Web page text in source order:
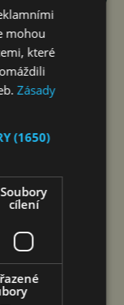
rozmezí“
další etapy
změně.
mohou
které
Zásady
(1650)
Soubory
cílení